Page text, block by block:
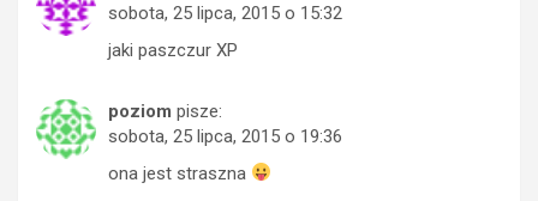
sobota, 25 lipca, 2015 o 15:32
jaki paszczur XP
poziom pisze:
sobota, 25 lipca, 2015 o 19:36
ona jest straszna